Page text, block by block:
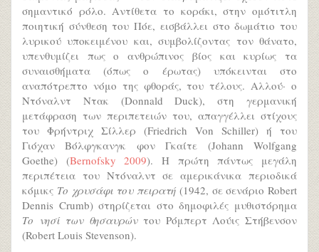
σημαντικό ρόλο. Αντίθετα το κοράκι, στην ομότιτλη
ποιητική σύνθεση του Πόε, εισβάλλει στο δωμάτιο του
λυρικού υποκειμένου και, συμβολίζοντας τον θάνατο,
υπενθυμίζει πως ο ανθρώπινος βίος και κυρίως τα
συναισθήματα (όπως ο έρωτας) υπόκεινται στο
αναπότρεπτο νόμο της φθοράς, του τέλους. Αλλού· ο
Ντόναλντ Ντακ (Donnald Duck), στη γερμανική
μετάφραση των περιπετειών του, απαγγέλλει στίχους
του Φρήντριχ Σίλλερ (Friedrich Von Schiller) ή του
Γιόχαν Βόλφγκανγκ φον Γκαίτε (Johann Wolfgang
Goethe) (Bernofsky 2009). Η πρώτη πάντως μεγάλη
περιπέτεια του Ντόναλντ σε αμερικάνικα περιοδικά
κόμικς Το χρυσάφι του πειρατή (1942, σε σενάριο Robert
Dennis Crumb) στηρίζεται στο δημοφιλές μυθιστόρημα
Το νησί των θησαυρώντου Ρόμπερτ Λούις Στήβενσον
(Robert Louis Stevenson).